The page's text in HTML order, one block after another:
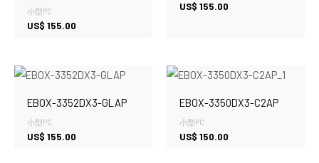
小型PC
US$ 155.00
US$ 155.00
EBOX-3352DX3-GLAP
小型PC
US$ 155.00
EBOX-3350DX3-C2AP
小型PC
US$ 150.00